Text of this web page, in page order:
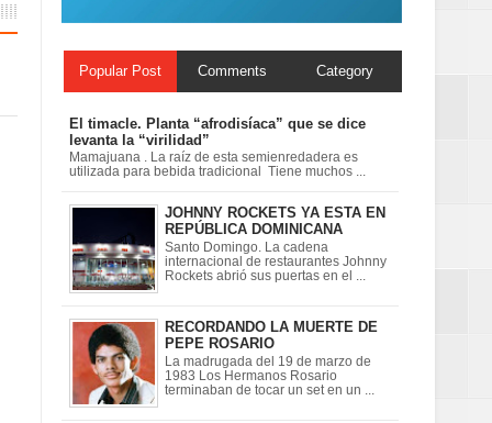
Popular Post Comments Category
El timacle. Planta “afrodisíaca” que se dice
levanta la “virilidad”
Mamajuana . La raíz de esta semienredadera es
utilizada para bebida tradicional Tiene muchos ...
JOHNNY ROCKETS YA ESTA EN
REPÚBLICA DOMINICANA
Santo Domingo. La cadena
internacional de restaurantes Johnny
Rockets abrió sus puertas en el ...
RECORDANDO LA MUERTE DE
PEPE ROSARIO
La madrugada del 19 de marzo de
1983 Los Hermanos Rosario
terminaban de tocar un set en un ...